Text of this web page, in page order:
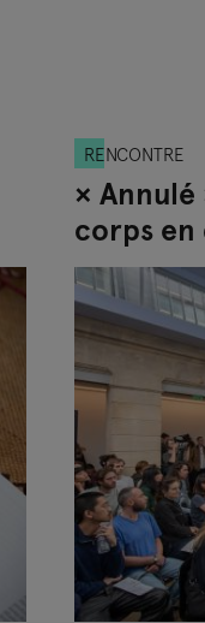
RENCONTRE
×
corps